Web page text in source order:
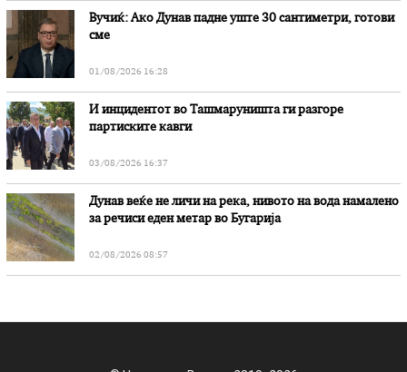
Вучиќ: Ако Дунав падне уште 30 сантиметри, готови
сме
01/08/2026 16:28
И инцидентот во Ташмаруништa ги разгоре
партиските кавги
03/08/2026 16:37
Дунав веќе не личи на река, нивото на вода намалено
за речиси еден метар во Бугарија
02/08/2026 08:57